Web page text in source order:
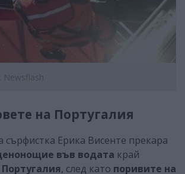
Newsflash
на Португалия
сърфистка Ерика Висенте прекара
във водата край
Португалия, след като поривите на